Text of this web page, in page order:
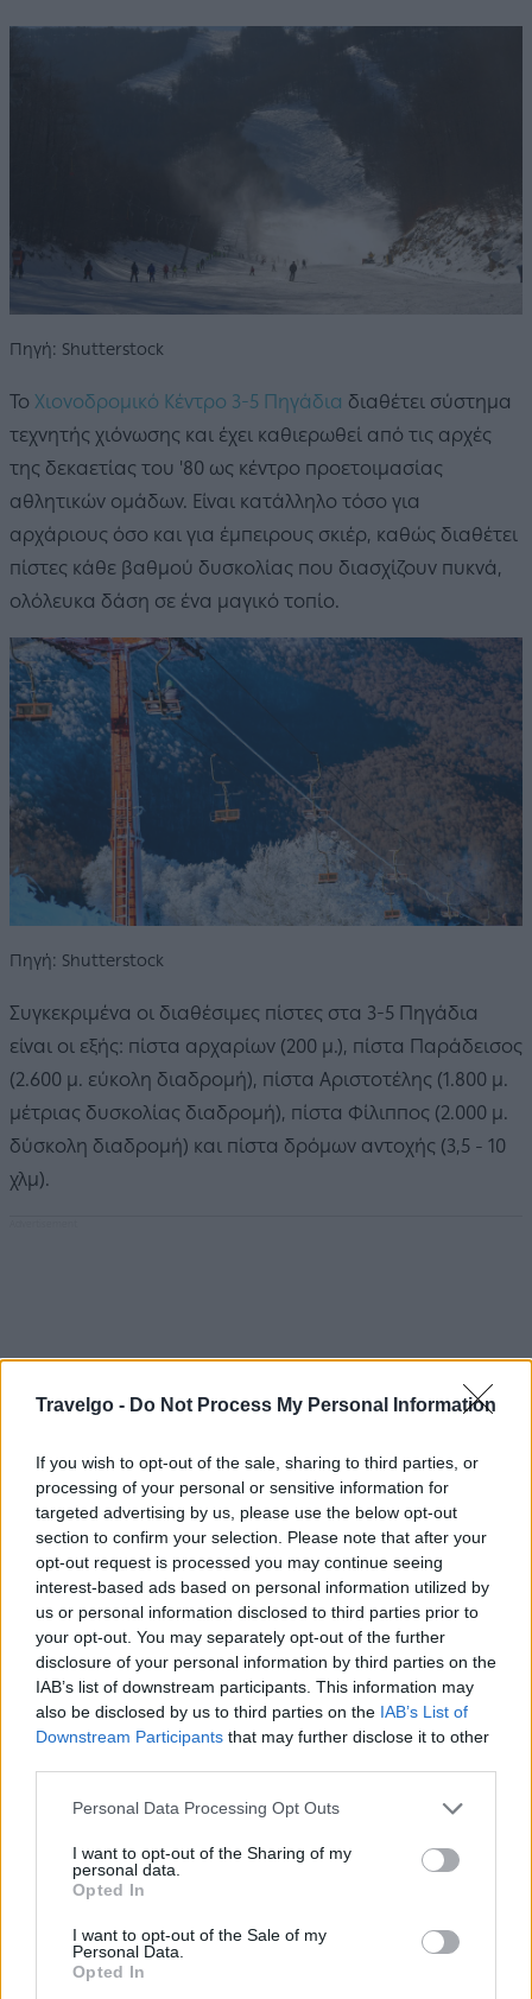
Travelgo - Do Not Process My Personal Information
If you wish to opt-out of the sale, sharing to third parties, or
processing of your personal or sensitive information for
targeted advertising by us, please use the below opt-out
section to confirm your selection. Please note that after your
opt-out request is processed you may continue seeing
interest-based ads based on personal information utilized by
us or personal information disclosed to third parties prior to
your opt-out. You may separately opt-out of the further
disclosure of your personal information by third parties on the
IAB’s list of downstream participants. This information may
also be disclosed by us to third parties on the IAB’s List of
Downstream Participants that may further disclose it to other
Please note that this website/app uses one or more Google
not limited to your visit or usage behaviour. You may click to
grant or deny consent to Google and its third-party tags to
use your data for below specified purposes in below Google
consent section.
Personal Data Processing Opt Outs
I want to opt-out of the Sharing of my
personal data.
Opted In
I want to opt-out of the Sale of my
Personal Data.
Opted In
Πηγή: Shutterstock
Το Χιονοδρομικό Κέντρο 3-5 Πηγάδια διαθέτει σύστημα
τεχνητής χιόνωσης και έχει καθιερωθεί από τις αρχές
της δεκαετίας του '80 ως κέντρο προετοιμασίας
αθλητικών ομάδων. Είναι κατάλληλο τόσο για
αρχάριους όσο και για έμπειρους σκιέρ, καθώς διαθέτει
πίστες κάθε βαθμού δυσκολίας που διασχίζουν πυκνά,
ολόλευκα δάση σε ένα μαγικό τοπίο.
Πηγή: Shutterstock
Συγκεκριμένα οι διαθέσιμες πίστες στα 3-5 Πηγάδια
είναι οι εξής: πίστα αρχαρίων (200 μ.), πίστα Παράδεισος
(2.600 μ. εύκολη διαδρομή), πίστα Αριστοτέλης (1.800 μ.
μέτριας δυσκολίας διαδρομή), πίστα Φίλιππος (2.000 μ.
δύσκολη διαδρομή) και πίστα δρόμων αντοχής (3,5 - 10
χλμ).